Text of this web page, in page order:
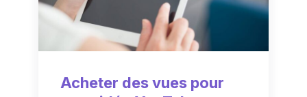
Acheter des vues pour